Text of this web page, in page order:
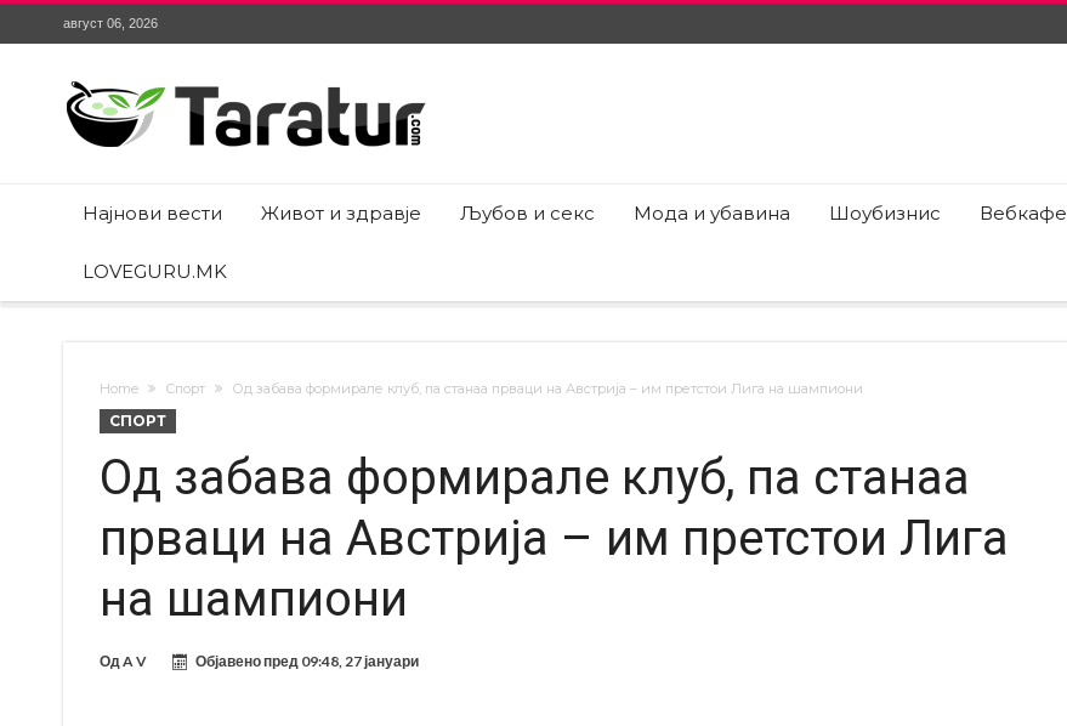
август 06, 2026
Најнови вести Живот и здравје Љубов и секс Мода и убавина Шоубизнис Вебкафе
LOVEGURU.MK
Home Спорт Од забава формирале клуб, па станаа прваци на Австрија – им претстои Лига на шампиони
СПОРТ
Од забава формирале клуб, па станаа
прваци на Австрија – им претстои Лига
на шампиони
ОдA V Објавено пред 09:48, 27 јануари